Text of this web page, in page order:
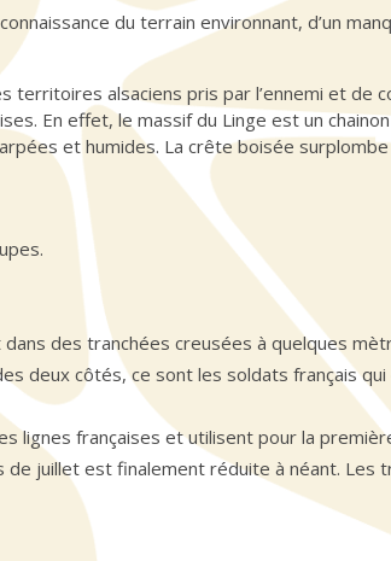
du terrain environnant, d’un
territoires alsaciens pris par l’ennemi et de
En effet, le massif du Linge est un chainon
et humides. La crête boisée
des tranchées creusées à quelques
deux côtés, ce sont les soldats français
lignes françaises et utilisent pour la
de juillet est finalement réduite à néant. Les